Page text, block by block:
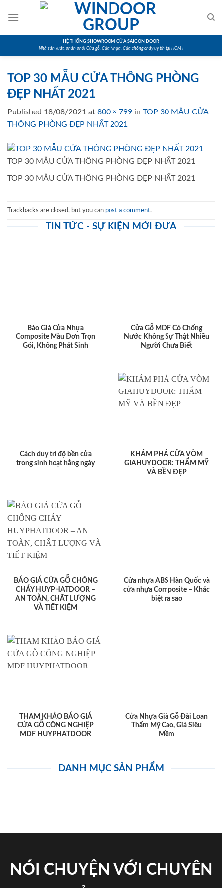
HỆ THỐNG SHOWROOM CỬA SAIGON DOOR
Nhà sản xuất, phân phối Cửa gỗ, Cửa Nhựa, Cửa chống cháy uy tín tại HCM !
TOP 30 MẪU CỬA THÔNG PHÒNG
ĐẸP NHẤT 2021
Published 18/08/2021 at 800 × 799 in TOP 30 MẪU CỬA
THÔNG PHÒNG ĐẸP NHẤT 2021
TOP 30 MẪU CỬA THÔNG PHÒNG ĐẸP NHẤT 2021
TOP 30 MẪU CỬA THÔNG PHÒNG ĐẸP NHẤT 2021
Trackbacks are closed, but you can post a comment.
TIN TỨC - SỰ KIỆN MỚI ĐƯA
Báo Giá Cửa Nhựa
Composite Màu Đơn Trọn
Gói, Không Phát Sinh
Cửa Gỗ MDF Có Chống
Nước Không Sự Thật Nhiều
Người Chưa Biết
Cách duy trì độ bền cửa
trong sinh hoạt hằng ngày
KHÁM PHÁ CỬA VÒM
GIAHUYDOOR: THẨM MỸ
VÀ BỀN ĐẸP
BÁO GIÁ CỬA GỖ CHỐNG
CHÁY HUYPHATDOOR –
AN TOÀN, CHẤT LƯỢNG
VÀ TIẾT KIỆM
Cửa nhựa ABS Hàn Quốc và
cửa nhựa Composite – Khác
biệt ra sao
THAM KHẢO BÁO GIÁ
CỬA GỖ CÔNG NGHIỆP
MDF HUYPHATDOOR
Cửa Nhựa Giả Gỗ Đài Loan
Thẩm Mỹ Cao, Giá Siêu
Mềm
DANH MỤC SẢN PHẨM
NÓI CHUYỆN VỚI CHUYÊN